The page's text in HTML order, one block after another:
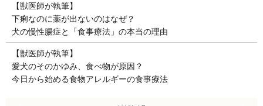
【獣医師が執筆】
下痢なのに薬が出ないのはなぜ？
犬の慢性腸症と「食事療法」の本当の理由
【獣医師が執筆】
愛犬のそのかゆみ、食べ物が原因？
今日から始める食物アレルギーの食事療法